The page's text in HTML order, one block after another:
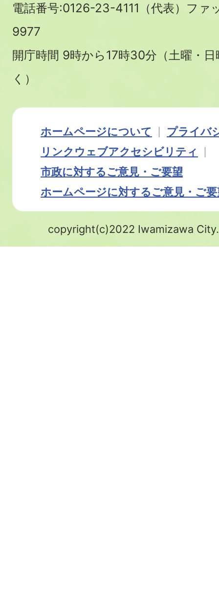
電話番号:0126-23-4111（代表）フ
9977
開庁時間 9時から17時30分（土曜・
く）
ホームページについて
プライバ
リンク ウェブアクセシビリティ
市政に対するご意見・ご要望
ホームページに対するご意見・ご
copyright(c)2022 Iwamizawa